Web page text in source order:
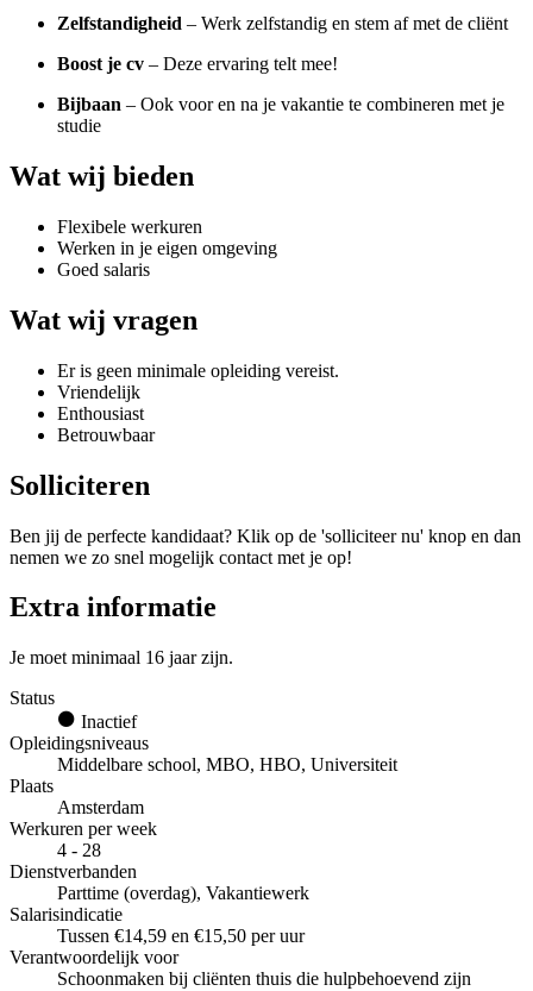
Zelfstandigheid – Werk zelfstandig en stem af met de cliënt
Boost je cv – Deze ervaring telt mee!
Bijbaan – Ook voor en na je vakantie te combineren met je
studie
Wat wij bieden
Flexibele werkuren
Werken in je eigen omgeving
Goed salaris
Wat wij vragen
Er is geen minimale opleiding vereist.
Vriendelijk
Enthousiast
Betrouwbaar
Solliciteren
Ben jij de perfecte kandidaat? Klik op de 'solliciteer nu' knop en dan
nemen we zo snel mogelijk contact met je op!
Extra informatie
Je moet minimaal 16 jaar zijn.
Status
Inactief
Opleidingsniveaus
Middelbare school, MBO, HBO, Universiteit
Plaats
Amsterdam
Werkuren per week
4 - 28
Dienstverbanden
Parttime (overdag), Vakantiewerk
Salarisindicatie
Tussen €14,59 en €15,50 per uur
Verantwoordelijk voor
Schoonmaken bij cliënten thuis die hulpbehoevend zijn